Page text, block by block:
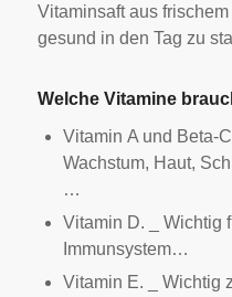
Vitaminsaft aus
gesund in den Tag zu
Welche Vitamine
Vitamin A und Beta-
Wachstum, Haut,
…
Vitamin D. _ Wichtig
Immunsystem…
Vitamin E. _ Wichtig